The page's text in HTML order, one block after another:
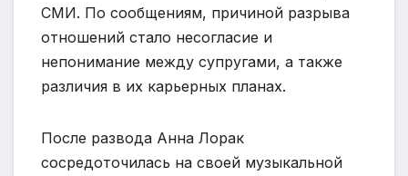
СМИ. По сообщениям, причиной разрыва
отношений стало несогласие и
непонимание между супругами, а также
различия в их карьерных планах.
После развода Анна Лорак
сосредоточилась на своей музыкальной